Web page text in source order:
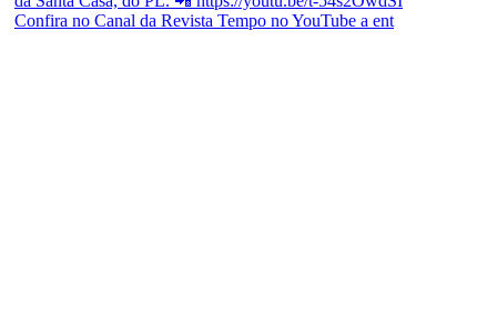
Confira no Canal da Revista Tempo no YouTube a ent